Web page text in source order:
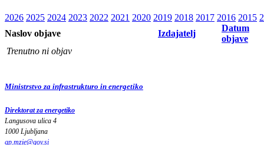
2026 2025 2024 2023 2022 2021 2020 2019 2018 2017 2016 2015
Naslov objave
Izdajatelj
Datum
objave
Trenutno ni objav
Ministrstvo za infrastrukturo in energetiko
Direktorat za energetiko
Langusova ulica 4
1000 Ljubljana
gp.mzie@gov.si